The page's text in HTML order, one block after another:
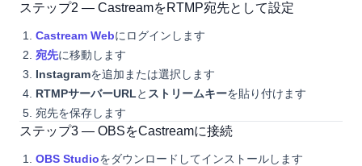
ステップ2 — CastreamをRTMP宛先として設定
Castream Webにログインします
宛先に移動します
Instagramを追加または選択します
RTMPサーバーURLと ストリームキーを貼り付けます
宛先を保存します
ステップ3 — OBSをCastreamに接続
OBS Studioをダウンロードしてインストールします